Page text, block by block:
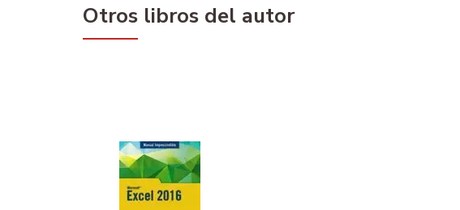
Otros libros del autor